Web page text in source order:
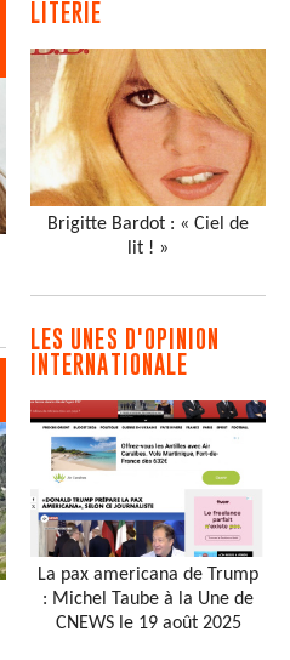
LITERIE
Brigitte Bardot : « Ciel de
lit ! »
LES UNES D'OPINION
INTERNATIONALE
La pax americana de Trump
: Michel Taube à la Une de
CNEWS le 19 août 2025